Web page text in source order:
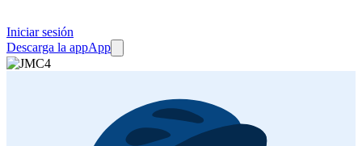
Iniciar sesión
Descarga la appApp